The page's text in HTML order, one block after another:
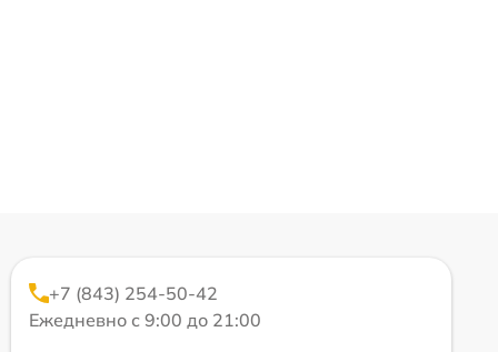
+7 (843) 254-50-42
Ежедневно с 9:00 до 21:00